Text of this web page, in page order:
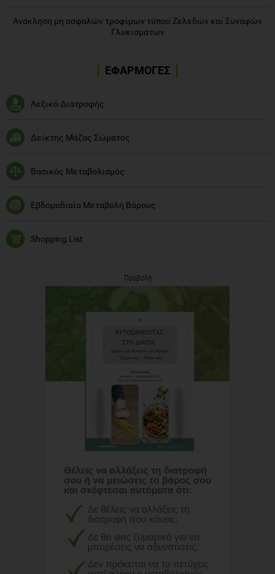
Ανάκληση μη ασφαλών τροφίμων τύπου Ζελεδών και Συναφών
Γλυκισμάτων
ΕΦΑΡΜΟΓΕΣ
Λεξικό Διατροφής
Δείκτης Μάζας Σώματος
Βασικός Μεταβολισμός
Εβδομαδιαία Μεταβολή Βάρους
Shopping List
Προβολή